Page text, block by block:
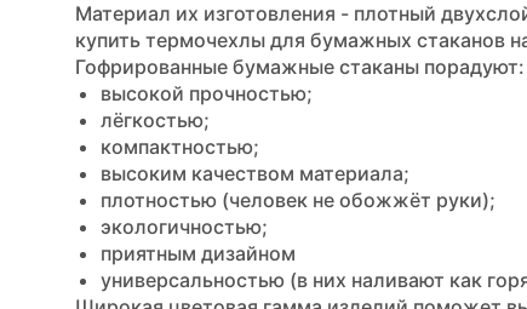
Материал их изготовления - плотный
купить термочехлы для бумажных стаканов
Гофрированные бумажные стаканы порадуют:
высокой прочностью;
лёгкостью;
компактностью;
высоким качеством материала;
плотностью (человек не обожжёт руки);
экологичностью;
приятным дизайном
универсальностью (в них наливают как